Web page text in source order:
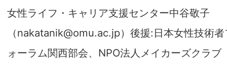
女性ライフ・キャリア支援センター中谷敬子
（nakatanik@omu.ac.jp）後援:日本女性技術者
ォーラム関西部会、NPO法人メイカーズクラブ